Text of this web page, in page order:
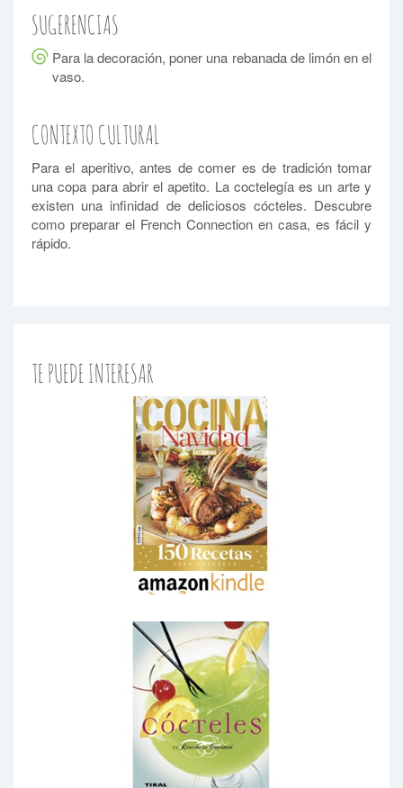
SUGERENCIAS
Para la decoración, poner una rebanada de limón en el
vaso.
CONTEXTO CULTURAL
Para el aperitivo, antes de comer es de tradición tomar
una copa para abrir el apetito. La coctelegía es un arte y
existen una infinidad de deliciosos cócteles. Descubre
como preparar el French Connection en casa, es fácil y
rápido.
TE PUEDE INTERESAR